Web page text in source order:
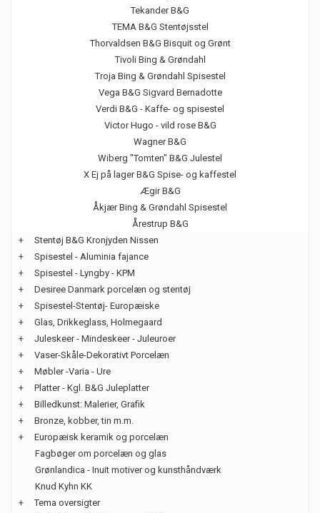
Tekander B&G
TEMA B&G Stentøjsstel
Thorvaldsen B&G Bisquit og Grønt
Tivoli Bing & Grøndahl
Troja Bing & Grøndahl Spisestel
Vega B&G Sigvard Bernadotte
Verdi B&G - Kaffe- og spisestel
Victor Hugo - vild rose B&G
Wagner B&G
Wiberg "Tomten" B&G Julestel
X Ej på lager B&G Spise- og kaffestel
Ægir B&G
Åkjær Bing & Grøndahl Spisestel
Årestrup B&G
+
Stentøj B&G Kronjyden Nissen
+
Spisestel - Aluminia fajance
+
Spisestel - Lyngby - KPM
+
Desiree Danmark porcelæn og stentøj
+
Spisestel-Stentøj- Europæiske
+
Glas, Drikkeglass, Holmegaard
+
Juleskeer - Mindeskeer - Juleuroer
+
Vaser-Skåle-Dekorativt Porcelæn
+
Møbler -Varia - Ure
+
Platter - Kgl. B&G Juleplatter
+
Billedkunst: Malerier, Grafik
+
Bronze, kobber, tin m.m.
+
Europæisk keramik og porcelæn
Fagbøger om porcelæn og glas
Grønlandica - Inuit motiver og kunsthåndværk
Knud Kyhn KK
+
Tema oversigter